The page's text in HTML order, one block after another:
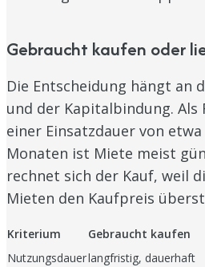
Gebraucht kaufen oder
Die Entscheidung hängt an
und der Kapitalbindung. Als
einer Einsatzdauer von
Monaten ist Miete meist
rechnet sich der Kauf, weil
Mieten den Kaufpreis
Kriterium Gebraucht kaufen
Nutzungsdauerlangfristig, dauerhaft